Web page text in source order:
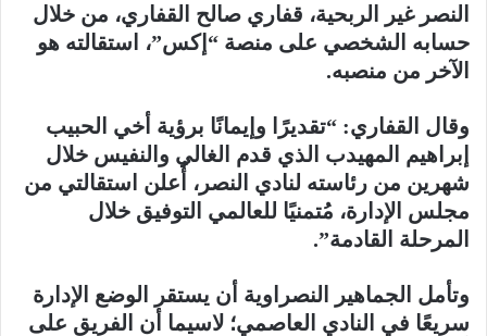
النصر غير الربحية، قفاري صالح القفاري، من خلال
حسابه الشخصي على منصة “إكس”، استقالته هو
الآخر من منصبه.
وقال القفاري: “تقديرًا وإيمانًا برؤية أخي الحبيب
إبراهيم المهيدب الذي قدم الغالي والنفيس خلال
شهرين من رئاسته لنادي النصر، أُعلن استقالتي من
مجلس الإدارة، مُتمنيًا للعالمي التوفيق خلال
المرحلة القادمة”.
وتأمل الجماهير النصراوية أن يستقر الوضع الإدارة
سريعًا في النادي العاصمي؛ لاسيما أن الفريق على